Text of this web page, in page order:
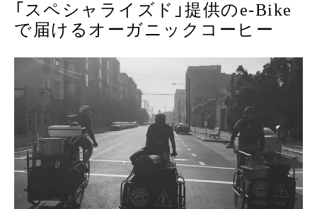
「スペシャライズド」提供のe-Bike
で届けるオーガニックコーヒー